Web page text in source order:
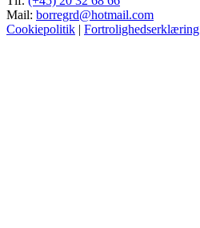
Mail: borregrd@hotmail.com
Cookiepolitik | Fortrolighedserklæring